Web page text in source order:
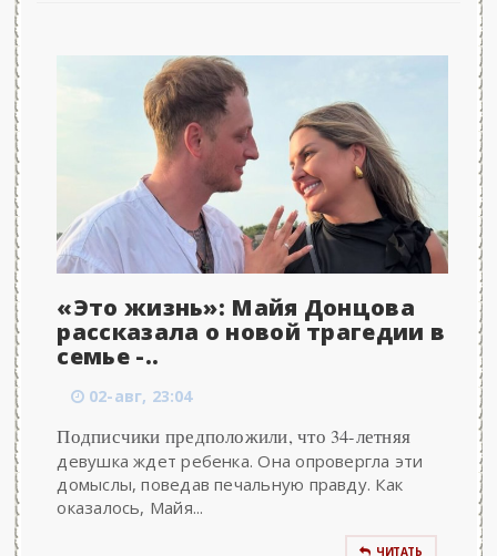
«Это жизнь»: Майя Донцова
рассказала о новой трагедии в
семье -..
02-авг, 23:04
Подписчики предположили, что 34-летняя
девушка ждет ребенка. Она опровергла эти
домыслы, поведав печальную правду. Как
оказалось, Майя...
ЧИТАТЬ